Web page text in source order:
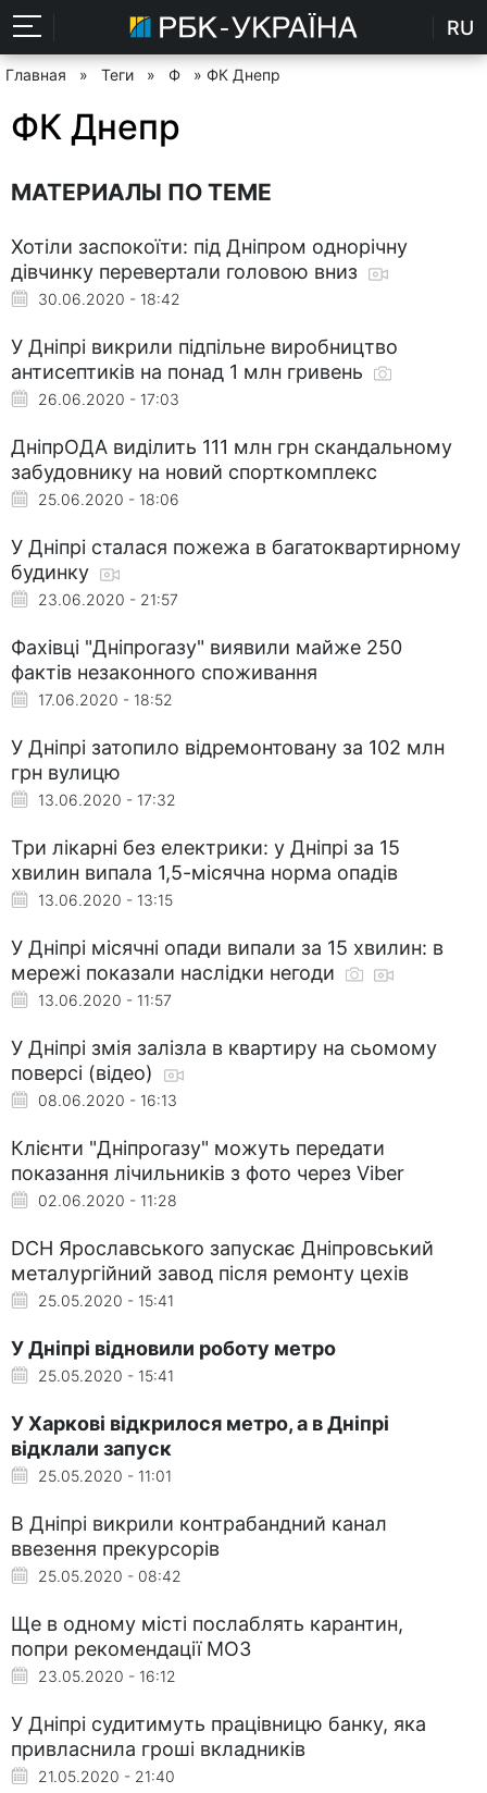
RU
Главная » Теги » Ф » ФК Днепр
ФК Днепр
МАТЕРИАЛЫ ПО ТЕМЕ
Хотіли заспокоїти: під Дніпром однорічну
дівчинку перевертали головою вниз
30.06.2020 - 18:42
У Дніпрі викрили підпільне виробництво
антисептиків на понад 1 млн гривень
26.06.2020 - 17:03
ДніпрОДА виділить 111 млн грн скандальному
забудовнику на новий спорткомплекс
25.06.2020 - 18:06
У Дніпрі сталася пожежа в багатоквартирному
будинку
23.06.2020 - 21:57
Фахівці "Дніпрогазу" виявили майже 250
фактів незаконного споживання
17.06.2020 - 18:52
У Дніпрі затопило відремонтовану за 102 млн
грн вулицю
13.06.2020 - 17:32
Три лікарні без електрики: у Дніпрі за 15
хвилин випала 1,5-місячна норма опадів
13.06.2020 - 13:15
У Дніпрі місячні опади випали за 15 хвилин: в
мережі показали наслідки негоди
13.06.2020 - 11:57
У Дніпрі змія залізла в квартиру на сьомому
поверсі (відео)
08.06.2020 - 16:13
Клієнти "Дніпрогазу" можуть передати
показання лічильників з фото через Viber
02.06.2020 - 11:28
DCH Ярославського запускає Дніпровський
металургійний завод після ремонту цехів
25.05.2020 - 15:41
У Дніпрі відновили роботу метро
25.05.2020 - 15:41
У Харкові відкрилося метро, ​​а в Дніпрі
відклали запуск
25.05.2020 - 11:01
В Дніпрі викрили контрабандний канал
ввезення прекурсорів
25.05.2020 - 08:42
Ще в одному місті послаблять карантин,
попри рекомендації МОЗ
23.05.2020 - 16:12
У Дніпрі судитимуть працівницю банку, яка
привласнила гроші вкладників
21.05.2020 - 21:40